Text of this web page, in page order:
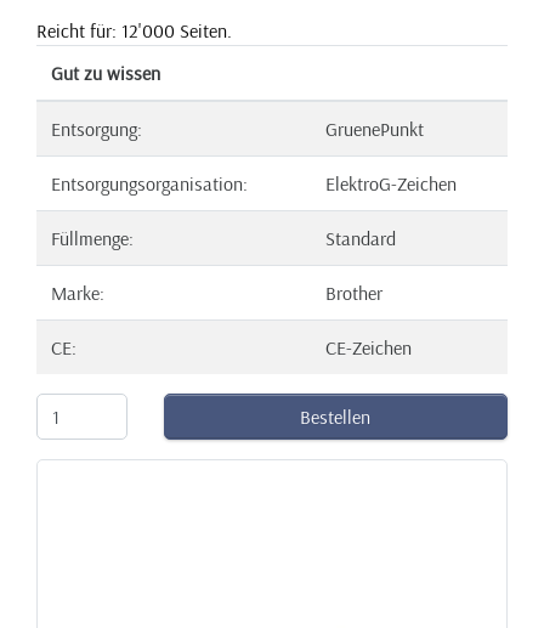
Reicht für: 12'000 Seiten.
Gut zu wissen
Entsorgung: GruenePunkt
Entsorgungsorganisation: ElektroG-Zeichen
Füllmenge: Standard
Marke: Brother
CE: CE-Zeichen
Bestellen